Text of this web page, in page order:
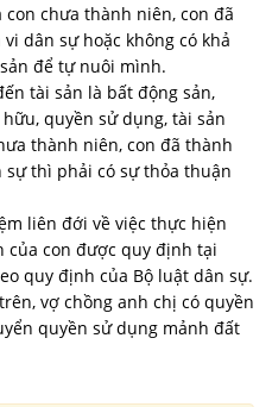
chưa thành niên, con đã
dân sự hoặc không có khả
để tự nuôi mình.
tài sản là bất động sản,
quyền sử dụng, tài sản
thành niên, con đã thành
thì phải có sự thỏa thuận
liên đới về việc thực hiện
của con được quy định tại
quy định của Bộ luật dân sự.
vợ chồng anh chị có quyền
quyền sử dụng mảnh đất